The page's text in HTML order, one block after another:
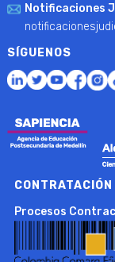
Notificaciones
SÍGUENOS
CONTRATACIÓN
Procesos